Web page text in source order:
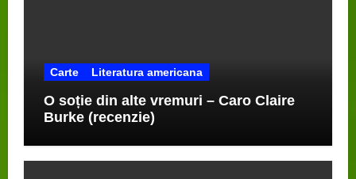
Carte Literatura americana
O soție din alte vremuri – Caro Claire
Burke (recenzie)